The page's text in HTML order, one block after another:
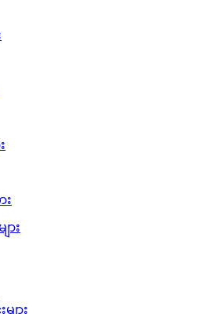
ာင်း
း
သော
2026 အမျိုးသားဘောလုံး